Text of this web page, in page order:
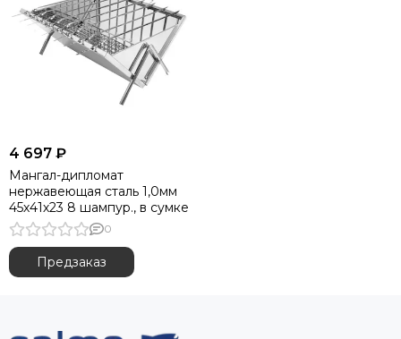
4 697 ₽
Мангал-дипломат
нержавеющая сталь 1,0мм
45х41х23 8 шампур., в сумке
0
Предзаказ